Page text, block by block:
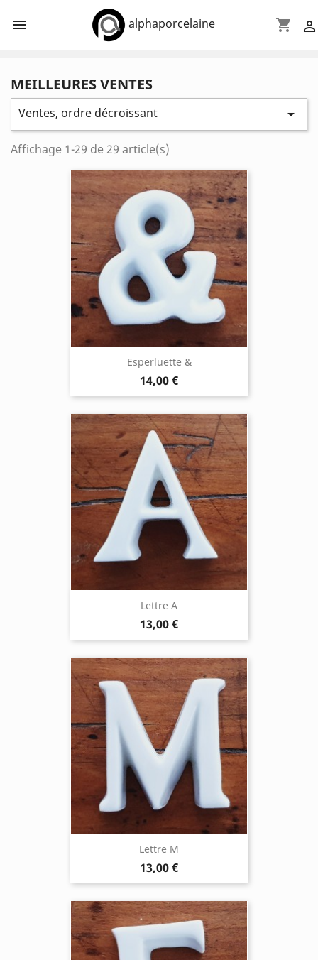
 alphaporcelaine shopping_cart 
MEILLEURES VENTES
Ventes, ordre décroissant 
Affichage 1-29 de 29 article(s)
Esperluette &
14,00 €
Lettre A
13,00 €
Lettre M
13,00 €